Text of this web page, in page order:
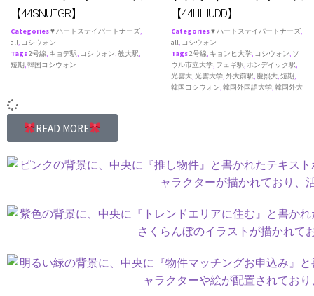
【44SNUEGR】
Categories♥ ハートステイパートナーズ,
all, コシウォン
Tags2号線, キョデ駅, コシウォン,教大駅,
短期,韓国コシウォン
【44HIHUDD】
Categories♥ ハートステイパートナーズ,
all, コシウォン
Tags2号線, キョンヒ大学, コシウォン, ソ
ウル市立大学, フェギ駅,ホンデイック駅,
光雲大,光雲大学,外大前駅, 慶熙大,短期,
韓国コシウォン,韓国外国語大学,韓国外大
READ MORE